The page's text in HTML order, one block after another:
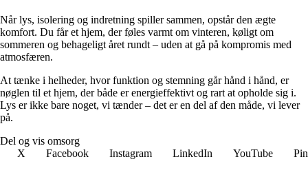
Når lys, isolering og indretning spiller sammen, opstår den ægte
komfort. Du får et hjem, der føles varmt om vinteren, køligt om
sommeren og behageligt året rundt – uden at gå på kompromis med
atmosfæren.
At tænke i helheder, hvor funktion og stemning går hånd i hånd, er
nøglen til et hjem, der både er energieffektivt og rart at opholde sig i.
Lys er ikke bare noget, vi tænder – det er en del af den måde, vi lever
på.
Del og vis omsorg
X
Facebook Instagram LinkedIn YouTube